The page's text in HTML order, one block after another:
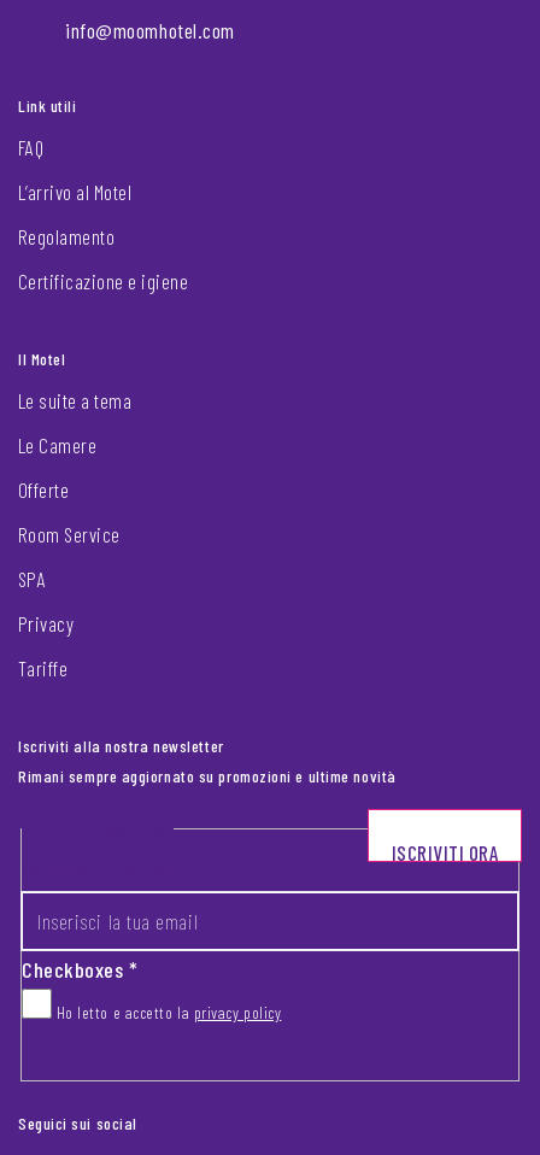
info@moomhotel.com
Link utili
FAQ
L’arrivo al Motel
Regolamento
Certificazione e igiene
Il Motel
Le suite a tema
Le Camere
Offerte
Room Service
SPA
Privacy
Tariffe
Iscriviti alla nostra newsletter
Rimani sempre aggiornato su promozioni e ultime novità
Footer newsletter
Checkboxes*
Ho letto e accetto la privacy policy
ISCRIVITI ORA
Seguici sui social